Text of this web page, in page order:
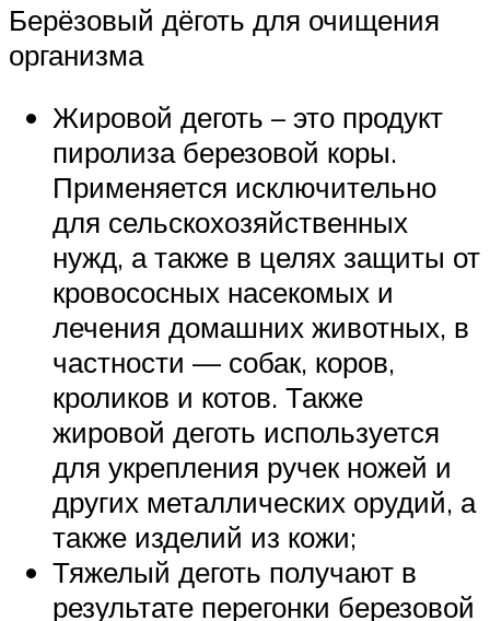
Берёзовый дёготь для очищения
организма
Жировой деготь – это продукт
пиролиза березовой коры.
Применяется исключительно
для сельскохозяйственных
нужд, а также в целях защиты от
кровососных насекомых и
лечения домашних животных, в
частности — собак, коров,
кроликов и котов. Также
жировой деготь используется
для укрепления ручек ножей и
других металлических орудий, а
также изделий из кожи;
Тяжелый деготь получают в
результате перегонки березовой